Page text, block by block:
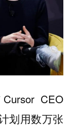
CEO
划用数万张